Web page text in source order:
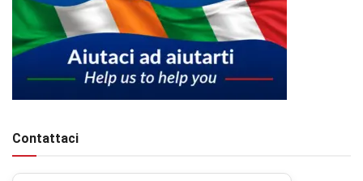
Contattaci